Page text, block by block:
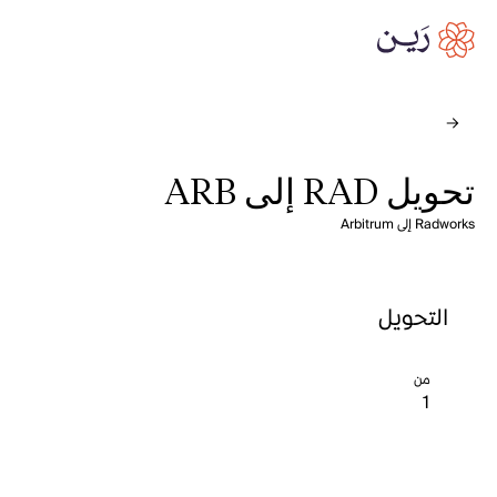
تحويل RAD إلى ARB
Radworks إلى Arbitrum
التحويل
من